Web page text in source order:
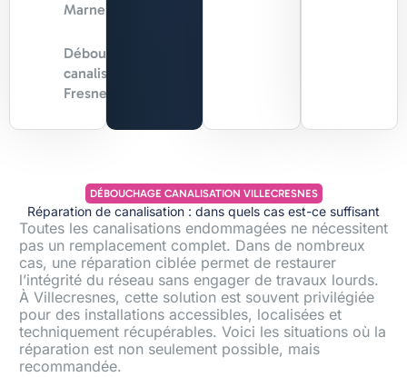
Marne
Débouchage
canalisation
Fresnes
DÉBOUCHAGE CANALISATION VILLECRESNES
Réparation de canalisation : dans quels cas est-ce suffisant
Toutes les canalisations endommagées ne nécessitent
pas un remplacement complet. Dans de nombreux
cas, une réparation ciblée permet de restaurer
l’intégrité du réseau sans engager de travaux lourds.
À Villecresnes, cette solution est souvent privilégiée
pour des installations accessibles, localisées et
techniquement récupérables. Voici les situations où la
réparation est non seulement possible, mais
recommandée.